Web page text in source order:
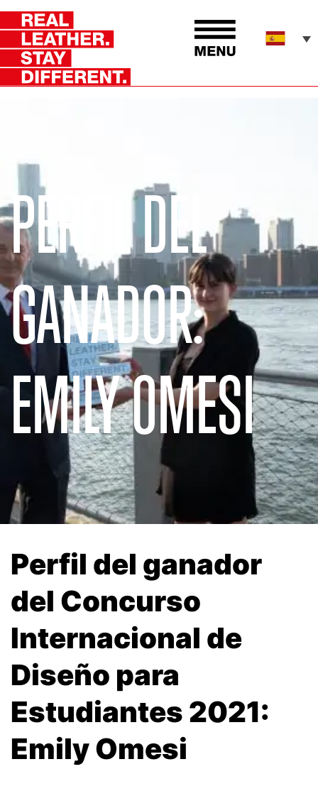
PERFIL DEL
GANADOR:
EMILY OMESI
Perfil del ganador
del Concurso
Internacional de
Diseño para
Estudiantes 2021:
Emily Omesi